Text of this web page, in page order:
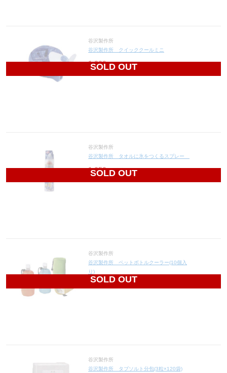
SOLD OUT
谷沢製作所
谷沢製作所 クイッククールミニ
1,200 円(税込1,320円)
SOLD OUT
谷沢製作所
谷沢製作所 タオルに氷をつくるスプレー
1,650 円(税込1,815円)
SOLD OUT
谷沢製作所
谷沢製作所 ペットボトルクーラー(10個入
り)
2,000
谷沢製作所
谷沢製作所 タブソルト分包(3粒×120袋)